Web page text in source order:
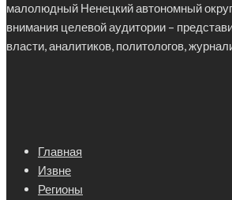
малолюдный Ненецкий автономный
внимания целевой аудитории –
власти, аналитиков, политологов,
Главная
Извне
Регионы